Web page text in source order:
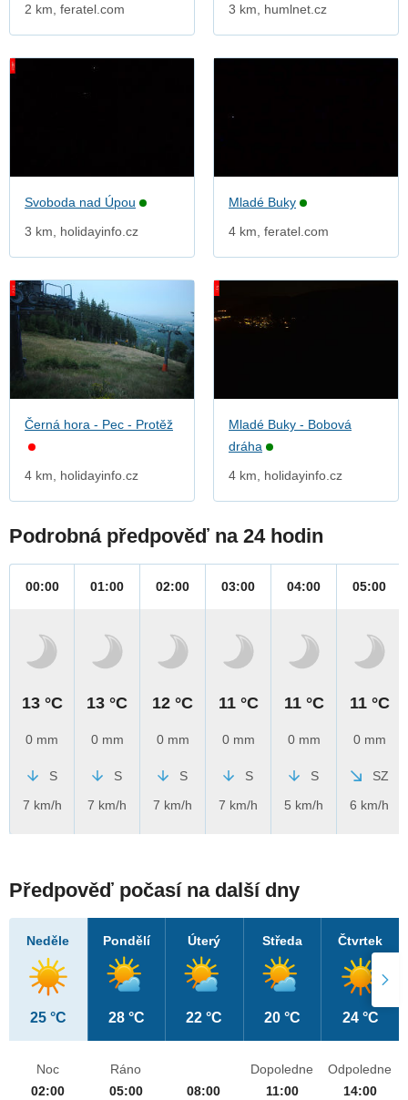
2 km, feratel.com
3 km, humlnet.cz
Svoboda nad Úpou
3 km, holidayinfo.cz
Mladé Buky
4 km, feratel.com
Černá hora - Pec - Protěž
4 km, holidayinfo.cz
Mladé Buky - Bobová
dráha
4 km, holidayinfo.cz
Podrobná předpověď na 24 hodin
00:00
13 °C
0 mm
S
7 km/h
01:00
13 °C
0 mm
S
7 km/h
02:00
12 °C
0 mm
S
7 km/h
03:00
11 °C
0 mm
S
7 km/h
04:00
11 °C
0 mm
S
5 km/h
05:00
11 °C
0 mm
SZ
6 km/h
Předpověď počasí na další dny
Neděle
25 °C
Pondělí
28 °C
Úterý
22 °C
Středa
20 °C
Čtvrtek
24 °C
Noc
02:00
Ráno
05:00
08:00
Dopoledne
11:00
Odpoledne
14:00